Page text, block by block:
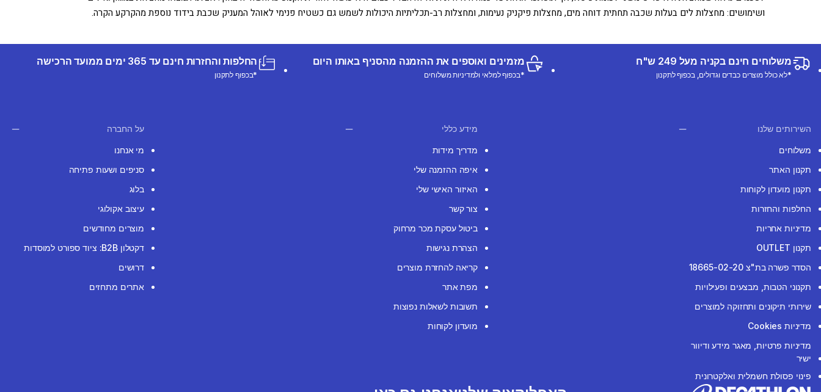
ושימושים: מחצלות לים בעלות שכבה תחתית דוחה מים, מחצלות פיקניק נעימות, ומחצלות רב-תכליתיות היכולות לשמש גם כשטיח פנימי לאוהל המעניק שכבת בידוד נוספת מהקרקע הקרה.
משלוחים חינם בקניה מעל 249 ש"ח
*לא כולל מוצרים כבדים וגדולים, בכפוף לתקנון
מזמינים ואוספים את ההזמנה מהסניף באותו היום
*בכפוף למלאי ולמדיניות משלוחים
החלפות והחזרות חינם עד 365 ימים ממועד הרכישה
*בכפוף לתקנון
השירותים שלנו
משלוחים
תקנון האתר
תקנון מועדון לקוחות
החלפות והחזרות
מדיניות אחריות
תקנון OUTLET
הסדר פשרה בת"צ 18665-02-20
תקנוני הטבות, מבצעים ופעילויות
שירותי תיקונים ותחזוקה למוצרים
מדיניות Cookies
מדיניות פרטיות, מאגר מידע ודיוור
ישיר
פינוי פסולת חשמלית ואלקטרונית
מידע כללי
מדריך מידות
איפה ההזמנה שלי
האיזור האישי שלי
צור קשר
ביטול עסקת מכר מרחוק
הצהרת נגישות
קריאה להחזרת מוצרים
מפת אתר
תשובות לשאלות נפוצות
מועדון לקוחות
על החברה
מי אנחנו
סניפים ושעות פתיחה
בלוג
עיצוב אקולוגי
מוצרים מחודשים
דקטלון B2B: ציוד ספורט למוסדות
דרושים
אתרים מתחזים